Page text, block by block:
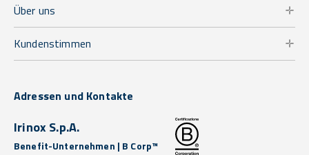
Über uns
Kundenstimmen
Adressen und Kontakte
Irinox S.p.A.
Benefit-Unternehmen | B Corp™